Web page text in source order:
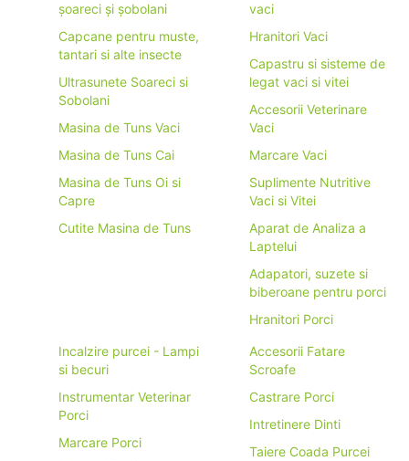
șoareci și șobolani
Capcane pentru muste,
tantari si alte insecte
Ultrasunete Soareci si
Sobolani
Masina de Tuns Vaci
Masina de Tuns Cai
Masina de Tuns Oi si
Capre
Cutite Masina de Tuns
vaci
Hranitori Vaci
Capastru si sisteme de
legat vaci si vitei
Accesorii Veterinare
Vaci
Marcare Vaci
Suplimente Nutritive
Vaci si Vitei
Aparat de Analiza a
Laptelui
Adapatori, suzete si
biberoane pentru porci
Hranitori Porci
Incalzire purcei - Lampi
si becuri
Instrumentar Veterinar
Porci
Marcare Porci
Accesorii Fatare
Scroafe
Castrare Porci
Intretinere Dinti
Taiere Coada Purcei